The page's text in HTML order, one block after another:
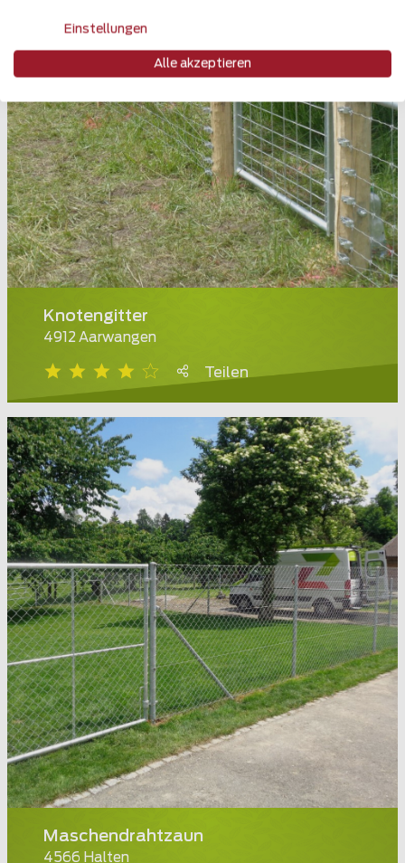
Knotengitter
4912 Aarwangen
Teilen
Maschendrahtzaun
4566 Halten
Einstellungen
Alle akzeptieren